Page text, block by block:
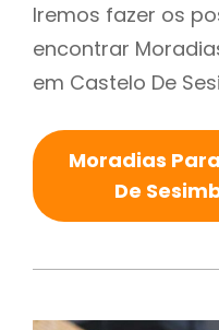
Iremos fazer os
encontrar
em Castelo De
Moradias
De